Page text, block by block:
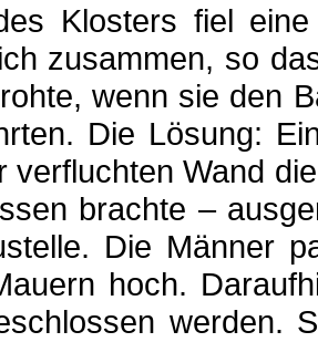
Klosters fiel
zusammen, so
wenn sie den
Die Lösung:
verfluchten Wand
brachte –
Die Männer
hoch.
werden.